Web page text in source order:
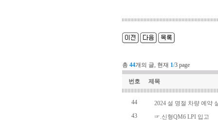
총 44개의 글, 현재 1/3 page
번호 제목
44
2024 설 명절 차량 예약
43
☞.신형QM6 LPI 입고